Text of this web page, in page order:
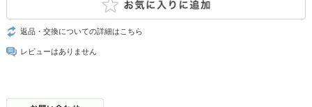
返品・交換についての詳細はこちら
レビューはありません